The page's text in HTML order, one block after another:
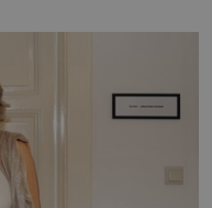
po studiích jsem